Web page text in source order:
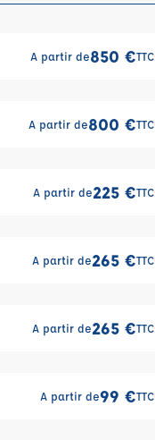
A partir de850 €TTC
A partir de800 €TTC
A partir de225 €TTC
A partir de265 €TTC
A partir de265 €TTC
A partir de99 €TTC